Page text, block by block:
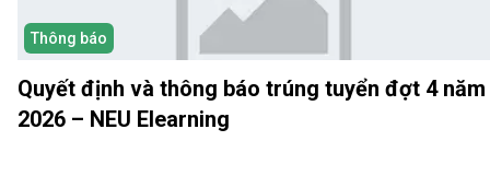
Thông báo
Quyết định và thông báo trúng tuyển đợt 4 năm
2026 – NEU Elearning